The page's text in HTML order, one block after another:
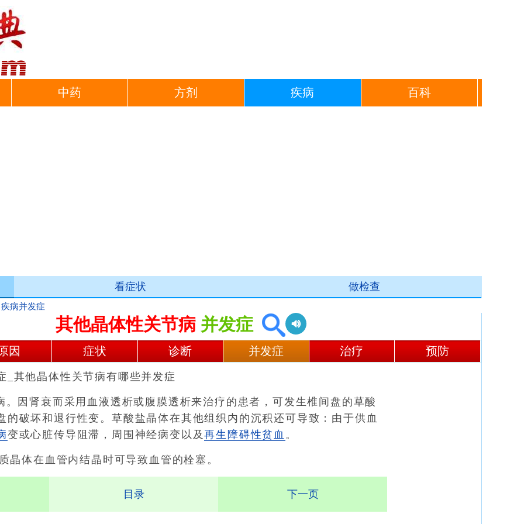
中药 方剂 疾病 百科
看症状 做检查
疾病并发症
其他晶体性关节病 并发症
因 症状 诊断 并发症 治疗 预防
_其他晶体性关节病有哪些并发症
肾衰而采用血液透析或腹膜透析来治疗的患者，可发生椎间盘的草酸
的破坏和退行性变。草酸盐晶体在其他组织内的沉积还可导致：由于供血
变或心脏传导阻滞，周围神经病变以及再生障碍性贫血 。
在血管内结晶时可导致血管的栓塞。
目录 下一页